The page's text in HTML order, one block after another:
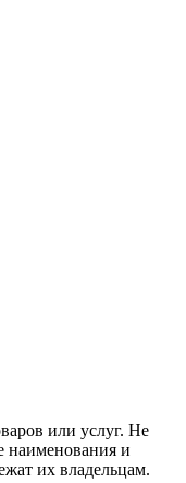
или услуг. Не
наименования и
их владельцам.